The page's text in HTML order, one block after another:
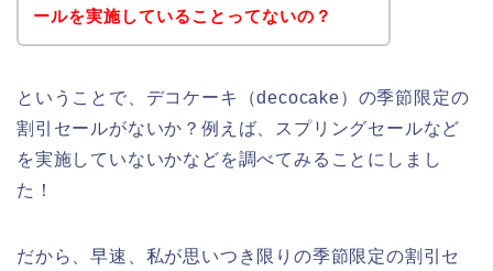
ールを実施していることってないの？
ということで、デコケーキ（decocake）の季節限定の
割引セールがないか？例えば、スプリングセールなど
を実施していないかなどを調べてみることにしまし
た！
だから、早速、私が思いつき限りの季節限定の割引セ